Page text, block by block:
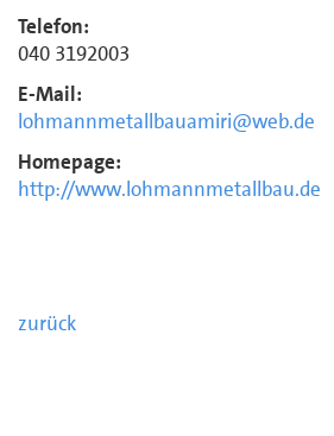
Telefon:
040 3192003
E-Mail:
lohmannmetallbauamiri@web.de
Homepage:
http://www.lohmannmetallbau.de
zurück